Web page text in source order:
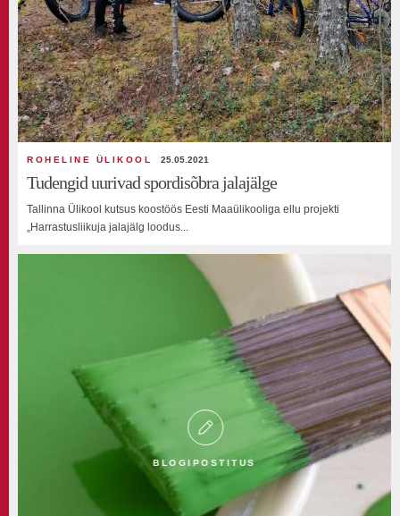
ROHELINE ÜLIKOOL 25.05.2021
Tudengid uurivad spordisõbra jalajälge
Tallinna Ülikool kutsus koostöös Eesti Maaülikooliga ellu projekti
„Harrastusliikuja jalajälg loodus...
BLOGIPOSTITUS